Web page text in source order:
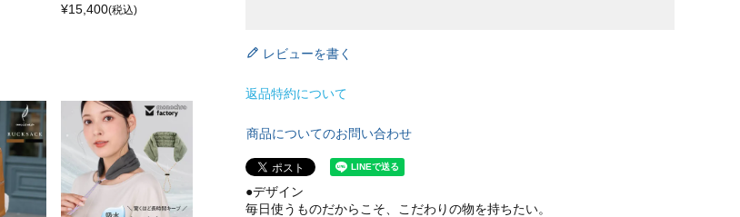
¥15,400(税込)
レビューを書く
返品特約について
商品についてのお問い合わせ
●デザイン
毎日使うものだからこそ、こだわりの物を持ちたい。